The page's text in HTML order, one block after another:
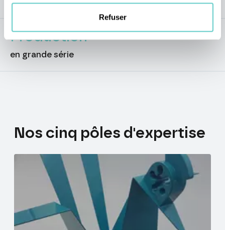
Refuser
Production
en grande série
Nos cinq pôles d'expertise